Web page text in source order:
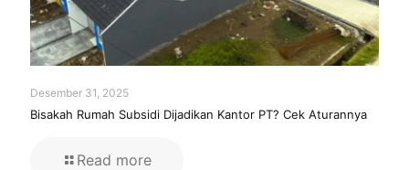
Desember 31, 2025
Bisakah Rumah Subsidi Dijadikan Kantor PT? Cek Aturannya
Read more